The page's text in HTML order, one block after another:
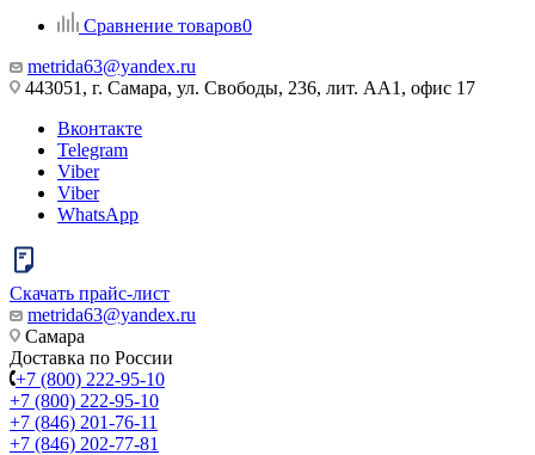
Сравнение товаров0
metrida63@yandex.ru
443051, г. Самара, ул. Свободы, 236, лит. АА1, офис 17
Вконтакте
Telegram
Viber
Viber
WhatsApp
Скачать прайс-лист
metrida63@yandex.ru
Самара
Доставка по России
+7 (800) 222-95-10
+7 (800) 222-95-10
+7 (846) 201-76-11
+7 (846) 202-77-81